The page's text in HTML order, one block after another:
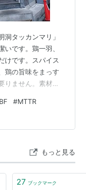
タッカンマリ」
です。鶏一羽、
けです。スパイス
鶏の旨味をまっす
りません。素材と
込みます。ちょ
供してくれま
せん。熟練した手
ていました。シス
だいたい、メンテ
#MTTR
もっと見る
27 ブックマーク